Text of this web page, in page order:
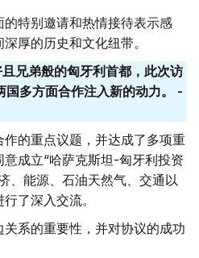
特别邀请和热情接待表示感
厚的历史和文化纽带。
兄弟般的匈牙利首都，此次访
国多方面合作注入新的动力。 -
的重点议题，并达成了多项重
成立“哈萨克斯坦-匈牙利投资
、能源、石油天然气、交通以
了深入交流。
系的重要性，并对协议的成功